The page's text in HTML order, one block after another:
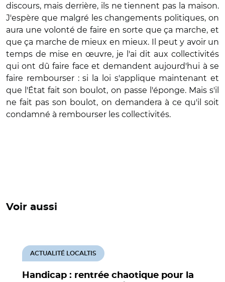
discours, mais derrière, ils ne tiennent pas la maison.
J'espère que malgré les changements politiques, on
aura une volonté de faire en sorte que ça marche, et
que ça marche de mieux en mieux. Il peut y avoir un
temps de mise en œuvre, je l'ai dit aux collectivités
qui ont dû faire face et demandent aujourd'hui à se
faire rembourser : si la loi s'applique maintenant et
que l'État fait son boulot, on passe l'éponge. Mais s'il
ne fait pas son boulot, on demandera à ce qu'il soit
condamné à rembourser les collectivités.
Voir aussi
Handicap : rentrée chaotique pour la
ACTUALITÉ LOCALTIS